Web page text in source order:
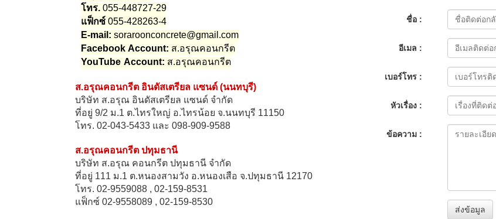
โทร. 055-448727-29
แฟ็กซ์ 055-428263-4
E-mail: soraroonconcrete@gmail.com
Facebook Account: ส.อรุณคอนกรีต
YouTube Account: ส.อรุณคอนกรีต
ส.อรุณคอนกรีต อินดัสเตรียล แซนด์ (นนทบุรี)
บริษัท ส.อรุณ อินดัสเตรียล แซนด์ จำกัด
ที่อยู่ 9/2 ม.1 ต.ไทรใหญ่ อ.ไทรน้อย จ.นนทบุรี 11150
โทร. 02-043-5433 และ 098-909-9588
ส.อรุณคอนกรีต ปทุมธานี
บริษัท ส.อรุณ คอนกรีต ปทุมธานี จำกัด
ที่อยู่ 111 ม.1 ต.หนองสามวัง อ.หนองเสือ จ.ปทุมธานี 12170
โทร. 02-9559088 , 02-159-8531
แฟ็กซ์ 02-9558089 , 02-159-8530
ชื่อ :
อีเมล :
เบอร์โทร :
หัวเรื่อง :
ข้อความ :
ส่งข้อมูล